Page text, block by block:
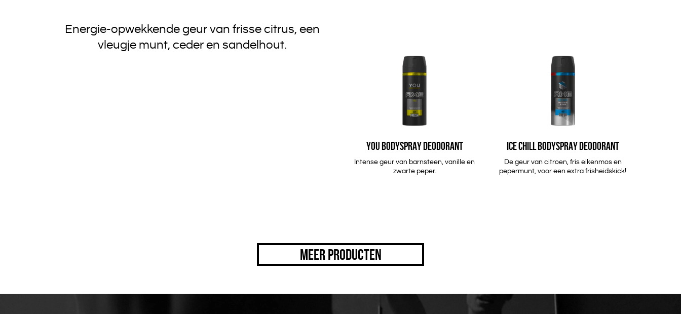
Energie-opwekkende geur van frisse citrus, een
vleugje munt, ceder en sandelhout.
YOU BODYSPRAY DEODORANT
Intense geur van barnsteen, vanille en
zwarte peper.
ICE CHILL BODYSPRAY DEODORANT
De geur van citroen, fris eikenmos en
pepermunt, voor een extra frisheidskick!
MEER PRODUCTEN